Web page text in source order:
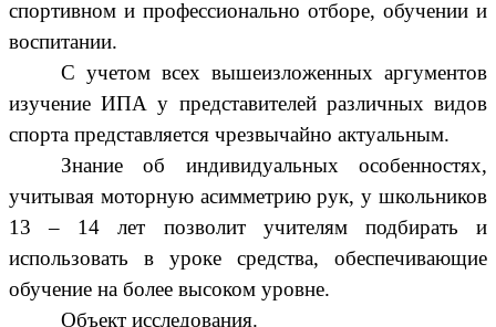
спортивном и профессионально отборе, обучении и
воспитании.
С учетом всех вышеизложенных аргументов
изучение ИПА у представителей различных видов
спорта представляется чрезвычайно актуальным.
Знание об индивидуальных особенностях,
учитывая моторную асимметрию рук, у школьников
13 – 14 лет позволит учителям подбирать и
использовать в уроке средства, обеспечивающие
обучение на более высоком уровне.
Объект исследования.